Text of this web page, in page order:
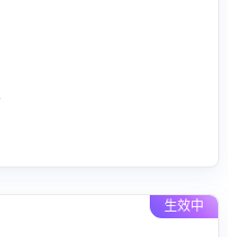
生效中